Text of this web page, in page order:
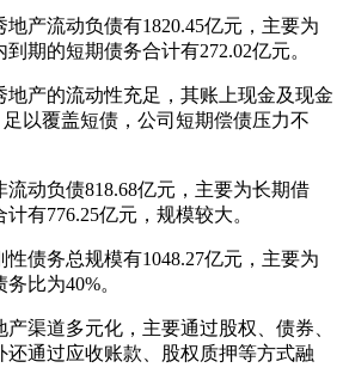
产流动负债有1820.45亿元，主要为
期的短期债务合计有272.02亿元。
地产的流动性充足，其账上现金及现金
以覆盖短债，公司短期偿债压力不
动负债818.68亿元，主要为长期借
有776.25亿元，规模较大。
债务总规模有1048.27亿元，主要为
比为40%。
渠道多元化，主要通过股权、债券、
还通过应收账款、股权质押等方式融